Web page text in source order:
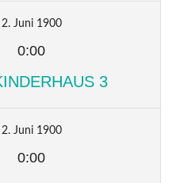
2. Juni 1900
0:00
3
2. Juni 1900
0:00